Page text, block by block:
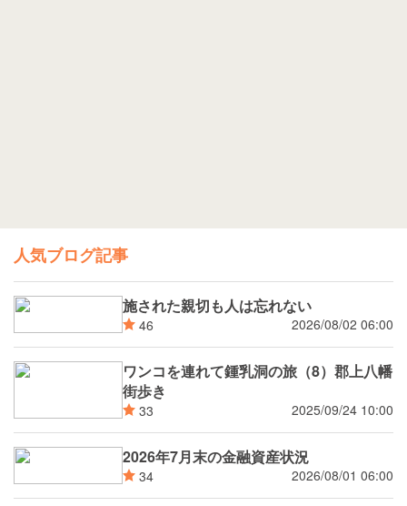
人気ブログ記事
施された親切も人は忘れない
46 2026/08/02 06:00
ワンコを連れて鍾乳洞の旅（8）郡上八幡
街歩き
33 2025/09/24 10:00
2026年7月末の金融資産状況
34 2026/08/01 06:00